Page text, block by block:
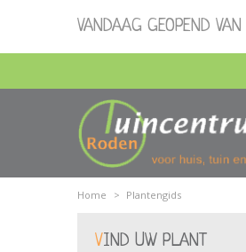
Home > Plantengids
VANDAAG GEOPEND VAN
VIND UW PLANT